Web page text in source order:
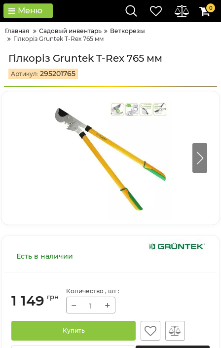
Меню 0
Главная Садовый инвентарь
Веткорезы
Гілкоріз Gruntek T-Rex 765 мм
Гілкоріз Gruntek T-Rex 765 мм
Артикул: 295201765
Есть в наличии
1 149 грн
Количество , шт :
− +
Купить